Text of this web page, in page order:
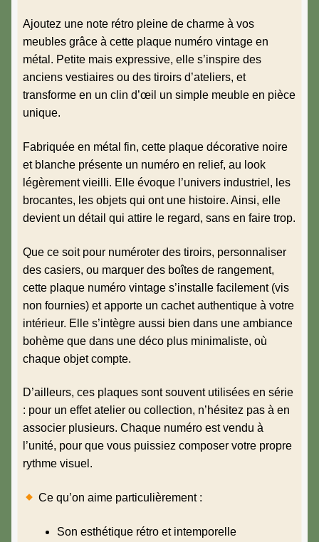
Ajoutez une note rétro pleine de charme à vos
meubles grâce à cette plaque numéro vintage en
métal. Petite mais expressive, elle s’inspire des
anciens vestiaires ou des tiroirs d’ateliers, et
transforme en un clin d’œil un simple meuble en pièce
unique.
Fabriquée en métal fin, cette plaque décorative noire
et blanche présente un numéro en relief, au look
légèrement vieilli. Elle évoque l’univers industriel, les
brocantes, les objets qui ont une histoire. Ainsi, elle
devient un détail qui attire le regard, sans en faire trop.
Que ce soit pour numéroter des tiroirs, personnaliser
des casiers, ou marquer des boîtes de rangement,
cette plaque numéro vintage s’installe facilement (vis
non fournies) et apporte un cachet authentique à votre
intérieur. Elle s’intègre aussi bien dans une ambiance
bohème que dans une déco plus minimaliste, où
chaque objet compte.
D’ailleurs, ces plaques sont souvent utilisées en série
: pour un effet atelier ou collection, n’hésitez pas à en
associer plusieurs. Chaque numéro est vendu à
l’unité, pour que vous puissiez composer votre propre
rythme visuel.
Ce qu’on aime particulièrement :
Son esthétique rétro et intemporelle